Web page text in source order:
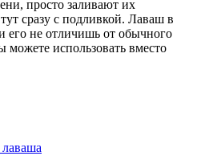
просто заливают их
сразу с подливкой. Лаваш в
его не отличишь от обычного
можете использовать вместо